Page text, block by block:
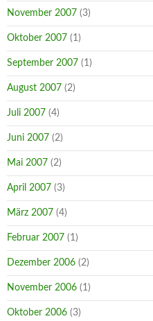
November 2007 (3)
Oktober 2007 (1)
September 2007 (1)
August 2007 (2)
Juli 2007 (4)
Juni 2007 (2)
Mai 2007 (2)
April 2007 (3)
März 2007 (4)
Februar 2007 (1)
Dezember 2006 (2)
November 2006 (1)
Oktober 2006 (3)